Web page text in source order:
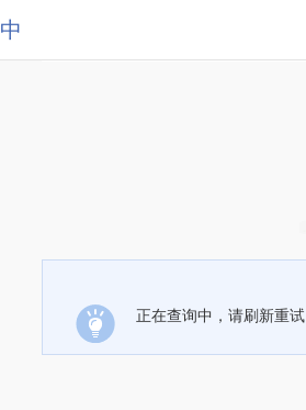
正在查询中，请刷新重试